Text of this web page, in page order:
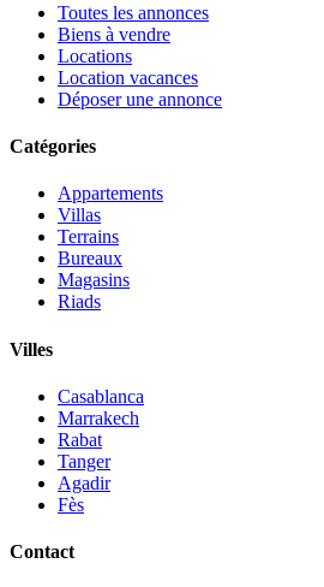
Toutes les annonces
Biens à vendre
Locations
Location vacances
Déposer une annonce
Catégories
Appartements
Villas
Terrains
Bureaux
Magasins
Riads
Villes
Casablanca
Marrakech
Rabat
Tanger
Agadir
Fès
Contact